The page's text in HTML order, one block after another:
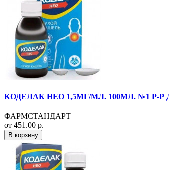
КОДЕЛАК НЕО 1,5МГ/МЛ. 100МЛ. №1 Р-
ФАРМСТАНДАРТ
от 451.00 р.
В корзину